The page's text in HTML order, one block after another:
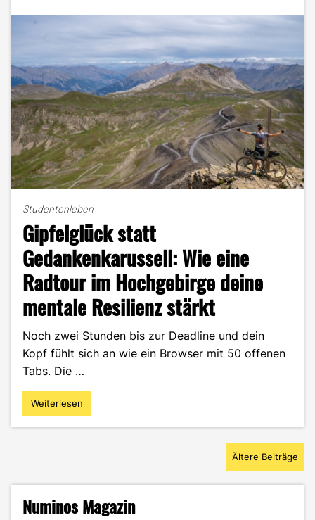
Studentenleben
Gipfelglück statt
Gedankenkarussell: Wie eine
Radtour im Hochgebirge deine
mentale Resilienz stärkt
Noch zwei Stunden bis zur Deadline und dein
Kopf fühlt sich an wie ein Browser mit 50 offenen
Tabs. Die …
"Gipfelglück
statt
Hochgebirge
Weiterlesen
Ältere Beiträge
Numinos Magazin